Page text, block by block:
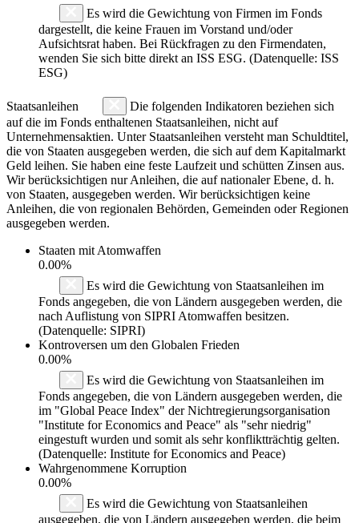
Es wird die Gewichtung von Firmen im Fonds
dargestellt, die keine Frauen im Vorstand und/oder
Aufsichtsrat haben. Bei Rückfragen zu den Firmendaten,
wenden Sie sich bitte direkt an ISS ESG. (Datenquelle: ISS
ESG)
Staatsanleihen
Die folgenden Indikatoren beziehen sich
auf die im Fonds enthaltenen Staatsanleihen, nicht auf
Unternehmensaktien. Unter Staatsanleihen versteht man Schuldtitel,
die von Staaten ausgegeben werden, die sich auf dem Kapitalmarkt
Geld leihen. Sie haben eine feste Laufzeit und schütten Zinsen aus.
Wir berücksichtigen nur Anleihen, die auf nationaler Ebene, d. h.
von Staaten, ausgegeben werden. Wir berücksichtigen keine
Anleihen, die von regionalen Behörden, Gemeinden oder Regionen
ausgegeben werden.
Staaten mit Atomwaffen
0.00%
Es wird die Gewichtung von Staatsanleihen im
Fonds angegeben, die von Ländern ausgegeben werden, die
nach Auflistung von SIPRI Atomwaffen besitzen.
(Datenquelle: SIPRI)
Kontroversen um den Globalen Frieden
0.00%
Es wird die Gewichtung von Staatsanleihen im
Fonds angegeben, die von Ländern ausgegeben werden, die
im "Global Peace Index" der Nichtregierungsorganisation
"Institute for Economics and Peace" als "sehr niedrig"
eingestuft wurden und somit als sehr konfliktträchtig gelten.
(Datenquelle: Institute for Economics and Peace)
Wahrgenommene Korruption
0.00%
Es wird die Gewichtung von Staatsanleihen
ausgegeben, die von Ländern ausgegeben werden, die beim